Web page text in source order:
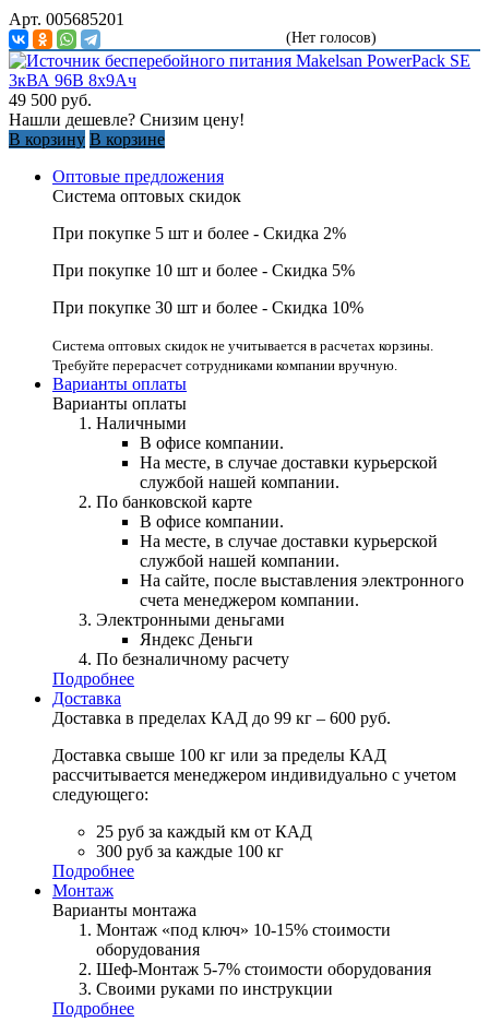
Арт. 005685201
(Нет голосов)
49 500 руб.
Нашли дешевле? Снизим цену!
В корзину В корзине
Оптовые предложения
Система оптовых скидок
При покупке 5 шт и более - Скидка 2%
При покупке 10 шт и более - Скидка 5%
При покупке 30 шт и более - Скидка 10%
Система оптовых скидок не учитывается в расчетах корзины.
Требуйте перерасчет сотрудниками компании вручную.
Варианты оплаты
Варианты оплаты
Наличными
В офисе компании.
На месте, в случае доставки курьерской
службой нашей компании.
По банковской карте
В офисе компании.
На месте, в случае доставки курьерской
службой нашей компании.
На сайте, после выставления электронного
счета менеджером компании.
Электронными деньгами
Яндекс Деньги
По безналичному расчету
Подробнее
Доставка
Доставка в пределах КАД до 99 кг – 600 руб.
Доставка свыше 100 кг или за пределы КАД
рассчитывается менеджером индивидуально с учетом
следующего:
25 руб за каждый км от КАД
300 руб за каждые 100 кг
Подробнее
Монтаж
Варианты монтажа
Монтаж «под ключ» 10-15% стоимости
оборудования
Шеф-Монтаж 5-7% стоимости оборудования
Своими руками по инструкции
Подробнее